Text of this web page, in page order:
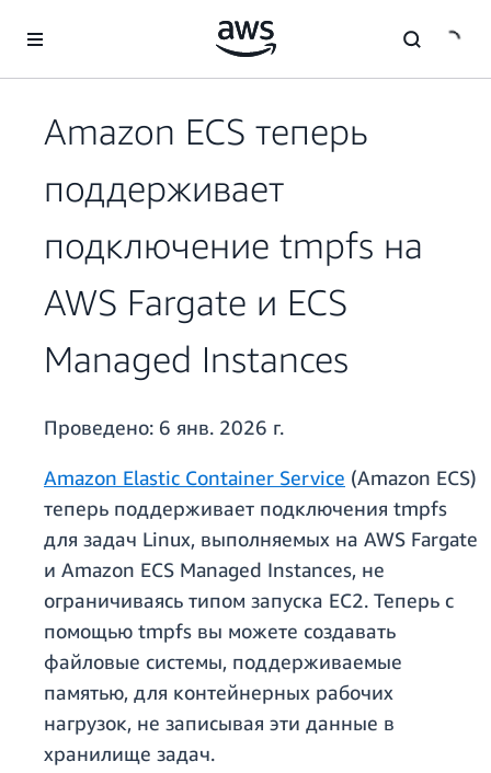
Перейти к главному контенту
Amazon ECS теперь
поддерживает
подключение tmpfs на
AWS Fargate и ECS
Managed Instances
Проведено: 6 янв. 2026 г.
Amazon Elastic Container Service (Amazon ECS)
теперь поддерживает подключения tmpfs
для задач Linux, выполняемых на AWS Fargate
и Amazon ECS Managed Instances, не
ограничиваясь типом запуска EC2. Теперь с
помощью tmpfs вы можете создавать
файловые системы, поддерживаемые
памятью, для контейнерных рабочих
нагрузок, не записывая эти данные в
хранилище задач.